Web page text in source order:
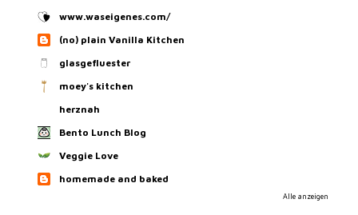
www.waseigenes.com/
(no) plain Vanilla Kitchen
glasgefluester
moey's kitchen
herznah
Bento Lunch Blog
Veggie Love
homemade and baked
Alle anzeigen